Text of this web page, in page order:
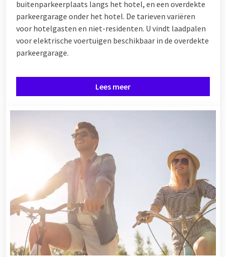
buitenparkeerplaats langs het hotel, en een overdekte
parkeergarage onder het hotel. De tarieven variëren
voor hotelgasten en niet-residenten. U vindt laadpalen
voor elektrische voertuigen beschikbaar in de overdekte
parkeergarage.
Lees meer